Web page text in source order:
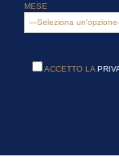
MESE
ACCETTO LA